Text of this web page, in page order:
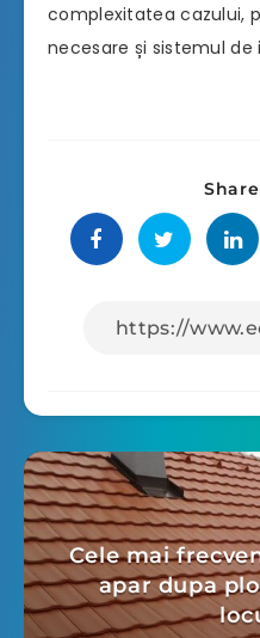
complexitatea cazului,
necesare și sistemul
Cele mai
apar dupa